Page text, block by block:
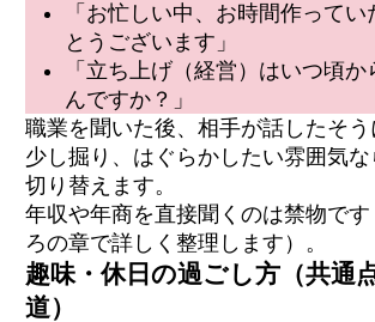
「お忙しい中、お時間作って
とうございます」
「立ち上げ（経営）はいつ頃
んですか？」
職業を聞いた後、相手が話したそ
少し掘り、はぐらかしたい雰囲気
切り替えます。
年収や年商を直接聞くのは禁物で
ろの章で詳しく整理します）。
趣味・休日の過ごし方（共通
道）